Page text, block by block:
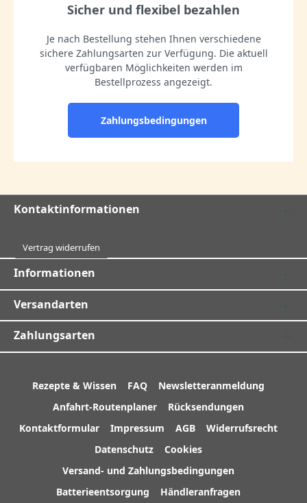
Sicher und flexibel bezahlen
Je nach Bestellung stehen Ihnen verschiedene
sichere Zahlungsarten zur Verfügung. Die aktuell
verfügbaren Möglichkeiten werden im
Bestellprozess angezeigt.
Zahlungsbedingungen
Kontaktinformationen
Vertrag widerrufen
Informationen
Versandarten
Zahlungsarten
Rezepte & Wissen FAQ
Newsletteranmeldung
Anfahrt-Routenplaner
Rücksendungen
Kontaktformular
Impressum AGB
Widerrufsrecht
Datenschutz
Cookies
Versand- und Zahlungsbedingungen
Batterieentsorgung
Händleranfragen